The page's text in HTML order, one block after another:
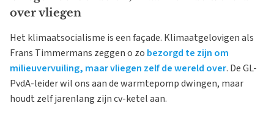
over vliegen
Het klimaatsocialisme is een façade. Klimaatgelovigen als
Frans Timmermans zeggen o zo bezorgd te zijn om
milieuvervuiling, maar vliegen zelf de wereld over. De GL-
PvdA-leider wil ons aan de warmtepomp dwingen, maar
houdt zelf jarenlang zijn cv-ketel aan.